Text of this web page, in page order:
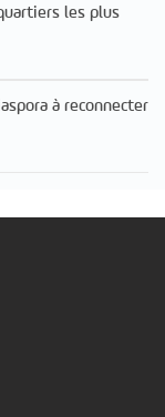
les plus
à reconnecter